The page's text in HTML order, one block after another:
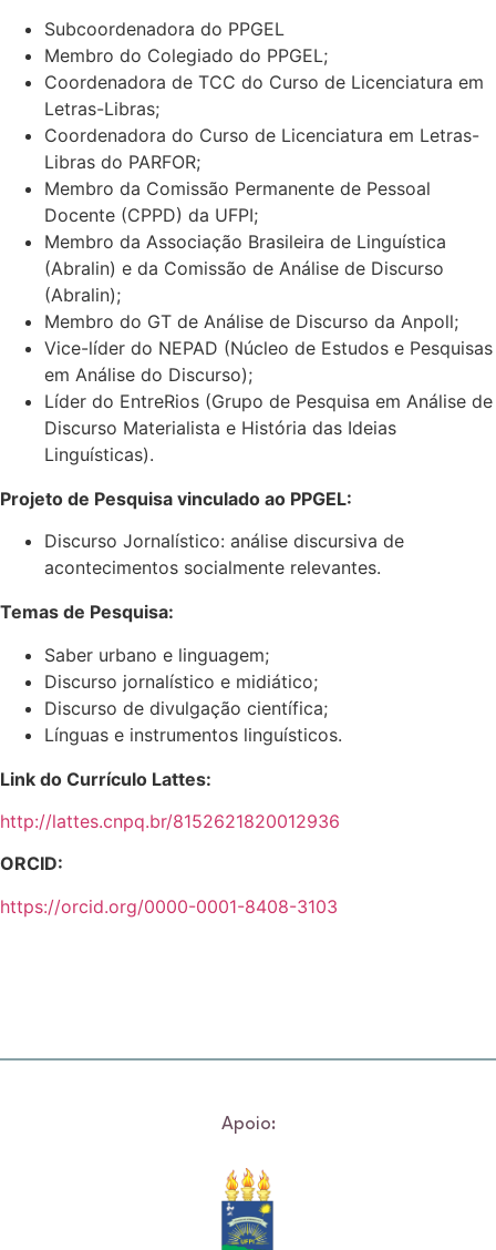
Subcoordenadora do PPGEL
Membro do Colegiado do PPGEL;
Coordenadora de TCC do Curso de Licenciatura em
Letras-Libras;
Coordenadora do Curso de Licenciatura em Letras-
Libras do PARFOR;
Membro da Comissão Permanente de Pessoal
Docente (CPPD) da UFPI;
Membro da Associação Brasileira de Linguística
(Abralin) e da Comissão de Análise de Discurso
(Abralin);
Membro do GT de Análise de Discurso da Anpoll;
Vice-líder do NEPAD (Núcleo de Estudos e Pesquisas
em Análise do Discurso);
Líder do EntreRios (Grupo de Pesquisa em Análise de
Discurso Materialista e História das Ideias
Linguísticas).
Projeto de Pesquisa vinculado ao PPGEL:
Discurso Jornalístico: análise discursiva de
acontecimentos socialmente relevantes.
Temas de Pesquisa:
Saber urbano e linguagem;
Discurso jornalístico e midiático;
Discurso de divulgação científica;
Línguas e instrumentos linguísticos.
Link do Currículo Lattes:
http://lattes.cnpq.br/8152621820012936
ORCID:
https://orcid.org/0000-0001-8408-3103
Apoio: